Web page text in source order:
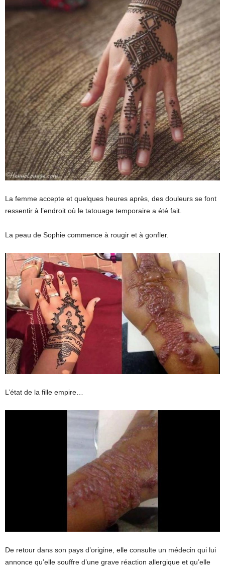
La femme accepte et quelques heures après, des douleurs se font
ressentir à l’endroit où le tatouage temporaire a été fait.
La peau de Sophie commence à rougir et à gonfler.
L’état de la fille empire…
De retour dans son pays d’origine, elle consulte un médecin qui lui
annonce qu’elle souffre d’une grave réaction allergique et qu’elle